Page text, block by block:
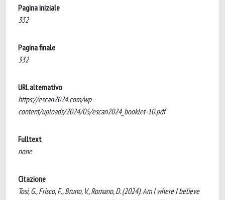
Pagina iniziale
332
Pagina finale
332
URL alternativo
https://escan2024.com/wp-
content/uploads/2024/05/escan2024_booklet-10.pdf
Fulltext
none
Citazione
Tosi, G., Frisco, F., Bruno, V., Romano, D. (2024). Am I where I believe